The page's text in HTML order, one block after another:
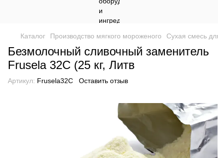
Каталог Производство мягкого мороженого Сухая смесь
Безмолочный сливочный заменитель
Frusela 32C (25 кг, Литв
Артикул: Frusela32С Оставить отзыв